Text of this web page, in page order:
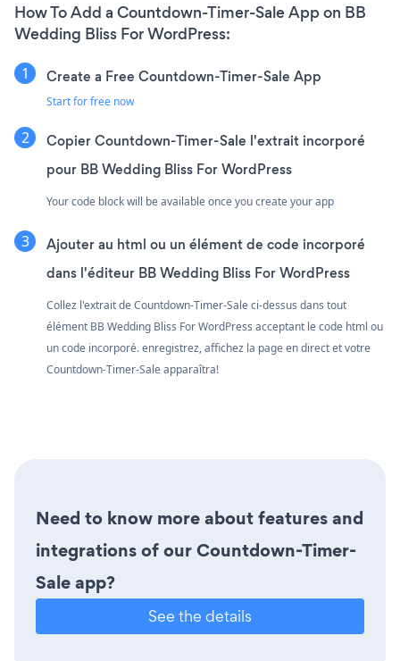
How To Add a Countdown-Timer-Sale App on BB
Wedding Bliss For WordPress:
Create a Free Countdown-Timer-Sale App
Start for free now
Copier Countdown-Timer-Sale l'extrait incorporé
pour BB Wedding Bliss For WordPress
Your code block will be available once you create your app
Ajouter au html ou un élément de code incorporé
dans l'éditeur BB Wedding Bliss For WordPress
Collez l'extrait de Countdown-Timer-Sale ci-dessus dans tout
élément BB Wedding Bliss For WordPress acceptant le code html ou
un code incorporé. enregistrez, affichez la page en direct et votre
Countdown-Timer-Sale apparaîtra!
Need to know more about features and
integrations of our Countdown-Timer-
Sale app?
See the details